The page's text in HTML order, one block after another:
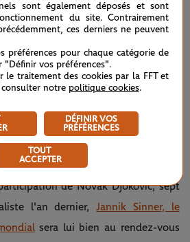
par Tennis TV (@tennistv)
et prétendants au titre ne
Côté masculin, si l'incertitude
de Novak Djokovic, sept
l'an dernier,Jannik Sinner, le
sera lui bien au rendez-vous
sont également déposés et sont
du site. Contrairement
ces derniers ne peuvent
préférences pour chaque catégorie de
"Définir vos préférences".
le traitement des cookies par la FFT et
consulter notre politique cookies.
DÉFINIR VOS
PRÉFÉRENCES
TOUT
ACCEPTER